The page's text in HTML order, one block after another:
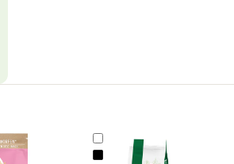
Junior Crocchette per gattiLibra Cat Adult Urinary